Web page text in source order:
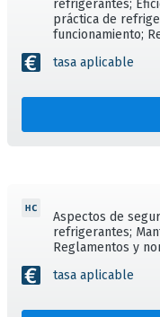
refrigerantes;
práctica de
funcionamiento;
tasa aplicable
Aspectos de
refrigerantes;
Reglamentos y
tasa aplicable